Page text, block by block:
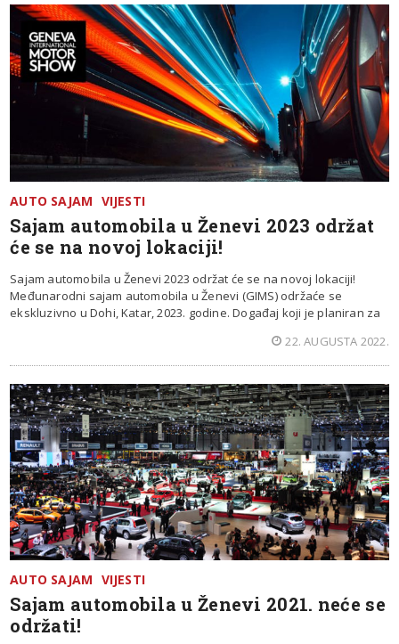
AUTO SAJAM VIJESTI
Sajam automobila u Ženevi 2023 održat
će se na novoj lokaciji!
Sajam automobila u Ženevi 2023 održat će se na novoj lokaciji!
Međunarodni sajam automobila u Ženevi (GIMS) održaće se
ekskluzivno u Dohi, Katar, 2023. godine. Događaj koji je planiran za
22. AUGUSTA 2022.
AUTO SAJAM VIJESTI
Sajam automobila u Ženevi 2021. neće se
održati!